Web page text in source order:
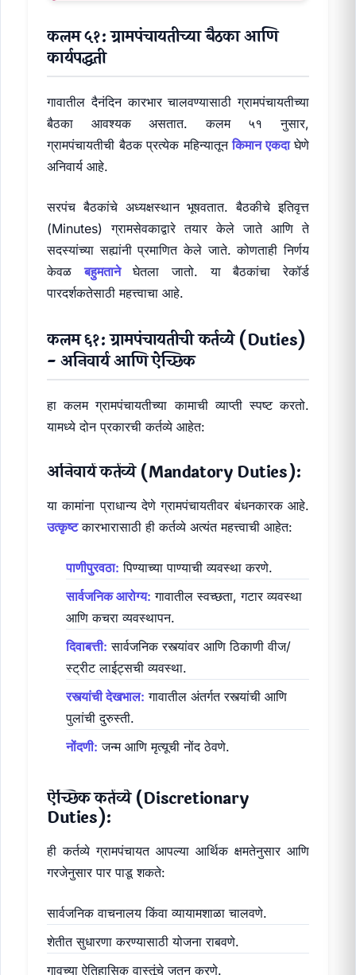
कलम ५१: ग्रामपंचायतीच्या बैठका आणि
कार्यपद्धती
गावातील दैनंदिन कारभार चालवण्यासाठी ग्रामपंचायतीच्या
बैठका आवश्यक असतात. कलम ५१ नुसार,
ग्रामपंचायतीची बैठक प्रत्येक महिन्यातूनकिमान एकदाघेणे
अनिवार्य आहे.
सरपंच बैठकांचे अध्यक्षस्थान भूषवतात. बैठकीचे इतिवृत्त
(Minutes) ग्रामसेवकाद्वारे तयार केले जाते आणि ते
सदस्यांच्या सह्यांनी प्रमाणित केले जाते. कोणताही निर्णय
केवळबहुमतानेघेतला जातो. या बैठकांचा रेकॉर्ड
पारदर्शकतेसाठी महत्त्वाचा आहे.
कलम ६१: ग्रामपंचायतीची कर्तव्ये (Duties)
- अनिवार्य आणि ऐच्छिक
हा कलम ग्रामपंचायतीच्या कामाची व्याप्ती स्पष्ट करतो.
यामध्ये दोन प्रकारची कर्तव्ये आहेत:
अनिवार्य कर्तव्ये (Mandatory Duties):
या कामांना प्राधान्य देणे ग्रामपंचायतीवर बंधनकारक आहे.
उत्कृष्टकारभारासाठी ही कर्तव्ये अत्यंत महत्त्वाची आहेत:
पाणीपुरवठा: पिण्याच्या पाण्याची व्यवस्था करणे.
सार्वजनिक आरोग्य: गावातील स्वच्छता, गटार व्यवस्था
आणि कचरा व्यवस्थापन.
दिवाबत्ती: सार्वजनिक रस्त्यांवर आणि ठिकाणी वीज/
स्ट्रीट लाईट्सची व्यवस्था.
रस्त्यांची देखभाल: गावातील अंतर्गत रस्त्यांची आणि
पुलांची दुरुस्ती.
नोंदणी: जन्म आणि मृत्यूची नोंद ठेवणे.
ऐच्छिक कर्तव्ये (Discretionary
Duties):
ही कर्तव्ये ग्रामपंचायत आपल्या आर्थिक क्षमतेनुसार आणि
गरजेनुसार पार पाडू शकते:
सार्वजनिक वाचनालय किंवा व्यायामशाळा चालवणे.
शेतीत सुधारणा करण्यासाठी योजना राबवणे.
गावच्या ऐतिहासिक वास्तूंचे जतन करणे.